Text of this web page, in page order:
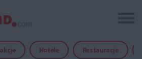
Hotele Restauracje